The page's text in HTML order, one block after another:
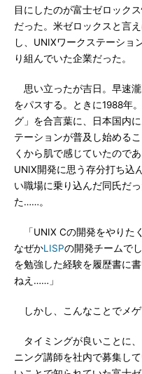
目にしたのが富士ゼロック
だった。米ゼロックスと言
し、UNIXワークステーショ
り組んでいた企業だった。
思い立ったが吉日。早速
をパスする。ときに1988年
グ」を合言葉に、日本国内
テーションが普及し始める
くから肌で感じていたので
UNIX開発に思う存分打ち込
い職場に乗り込んだ同氏だ
た……。
「UNIX Cの開発をやりた
なぜかLISPの開発チームで
を勉強した経験を履歴書に
ねえ……」
しかし、こんなことでメゲ
タイミングが良いことに
ニング講師を社内で募集し